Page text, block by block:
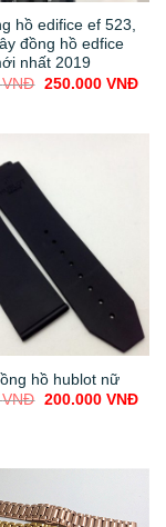
hồ edifice ef 523,
đồng hồ edfice
nhất 2019
VNĐ Original
250.000 VNĐ
hồ hublot nữ
VNĐ Original
200.000 VNĐ